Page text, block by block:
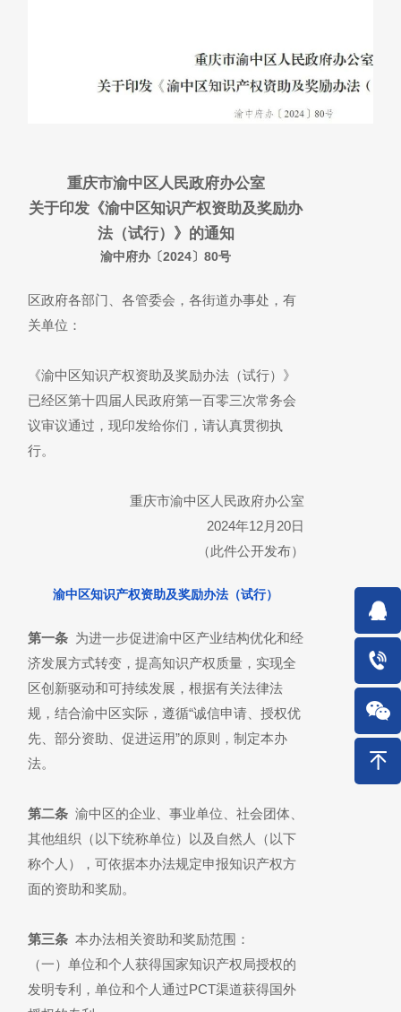
重庆市渝中区人民政府办公室
关于印发《渝中区知识产权资助及奖励办
法（试行）》的通知
渝中府办〔2024〕80号
区政府各部门、各管委会，各街道办事处，有
关单位：
《渝中区知识产权资助及奖励办法（试行）》
已经区第十四届人民政府第一百零三次常务会
议审议通过，现印发给你们，请认真贯彻执
行。
重庆市渝中区人民政府办公室
2024年12月20日
（此件公开发布）
渝中区知识产权资助及奖励办法（试行）
第一条 为进一步促进渝中区产业结构优化和经
济发展方式转变，提高知识产权质量，实现全
区创新驱动和可持续发展，根据有关法律法
规，结合渝中区实际，遵循“诚信申请、授权优
先、部分资助、促进运用”的原则，制定本办
法。
第二条 渝中区的企业、事业单位、社会团体、
其他组织（以下统称单位）以及自然人（以下
称个人），可依据本办法规定申报知识产权方
面的资助和奖励。
第三条 本办法相关资助和奖励范围：
（一）单位和个人获得国家知识产权局授权的
发明专利，单位和个人通过PCT渠道获得国外